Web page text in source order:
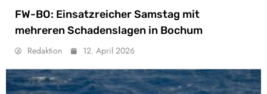
FW-BO: Einsatzreicher Samstag mit
mehreren Schadenslagen in Bochum
Redaktion 12. April 2026